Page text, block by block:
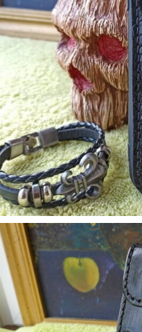
5. Аксесуари
Бампер Apple iPhone 11